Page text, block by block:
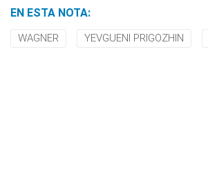
EN ESTA NOTA:
WAGNER YEVGUENI PRIGOZHIN